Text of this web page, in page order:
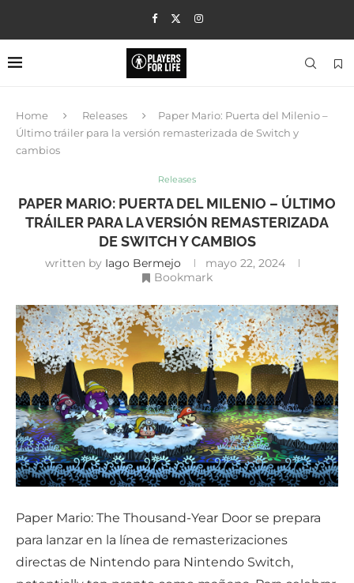
Home Releases
Paper Mario: Puerta del Milenio –
Último tráiler para la versión remasterizada de Switch y
cambios
Releases
PAPER MARIO: PUERTA DEL MILENIO – ÚLTIMO
TRÁILER PARA LA VERSIÓN REMASTERIZADA
DE SWITCH Y CAMBIOS
written by Iago Bermejo
mayo 22, 2024
Bookmark
Paper Mario: The Thousand-Year Door se prepara
para lanzar en la línea de remasterizaciones
directas de Nintendo para Nintendo Switch,